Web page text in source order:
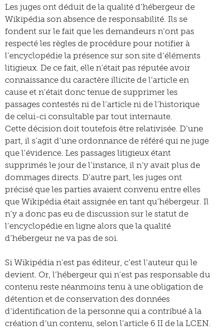
Les juges ont déduit de la qualité d’hébergeur de
Wikipédia son absence de responsabilité. Ils se
fondent sur le fait que les demandeurs n’ont pas
respecté les règles de procédure pour notifier à
l’encyclopédie la présence sur son site d’éléments
litigieux. De ce fait, elle n’était pas réputée avoir
connaissance du caractère illicite de l’article en
cause et n’était donc tenue de supprimer les
passages contestés ni de l’article ni de l’historique
de celui-ci consultable par tout internaute.
Cette décision doit toutefois être relativisée. D’une
part, il s’agit d’une ordonnance de référé qui ne juge
que l’évidence. Les passages litigieux étant
supprimés le jour de l’instance, il n’y avait plus de
dommages directs. D’autre part, les juges ont
précisé que les parties avaient convenu entre elles
que Wikipédia était assignée en tant qu’hébergeur. Il
n’y a donc pas eu de discussion sur le statut de
l’encyclopédie en ligne alors que la qualité
d’hébergeur ne va pas de soi.
Si Wikipédia n’est pas éditeur, c’est l’auteur qui le
devient. Or, l’hébergeur qui n’est pas responsable du
contenu reste néanmoins tenu à une obligation de
détention et de conservation des données
d’identification de la personne qui a contribué à la
création d’un contenu, selon l’article 6 II de la LCEN.